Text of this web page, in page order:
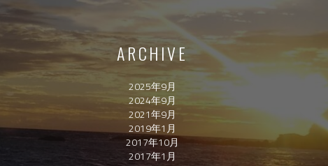
ARCHIVE
2025年9月
2024年9月
2021年9月
2019年1月
2017年10月
2017年1月